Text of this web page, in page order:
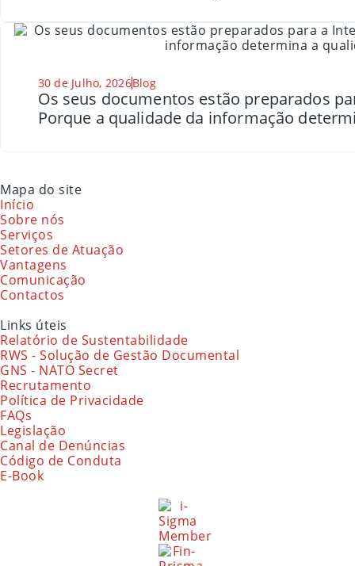
30 de Julho, 2026Blog
Os seus documentos estão preparados
Porque a qualidade da informação
Mapa do site
Início
Sobre nós
Serviços
Setores de Atuação
Vantagens
Comunicação
Contactos
Links úteis
Relatório de Sustentabilidade
RWS - Solução de Gestão Documental
GNS - NATO Secret
Recrutamento
Política de Privacidade
FAQs
Legislação
Canal de Denúncias
Código de Conduta
E-Book